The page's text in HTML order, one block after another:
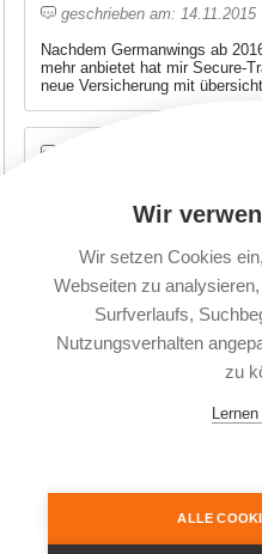
geschrieben am: 14.11.2015
Nachdem Germanwings ab
mehr anbietet hat mir Secure-
neue Versicherung mit
Schadensfall aussieht kann
alles bestens
© 2004 - 2026 Secure Travel
95 99 20 | E-Mail:
Wir
Wir setzen Cookies
Webseiten zu
Surfverlaufs,
Nutzungsverhalten
zu
ALLE